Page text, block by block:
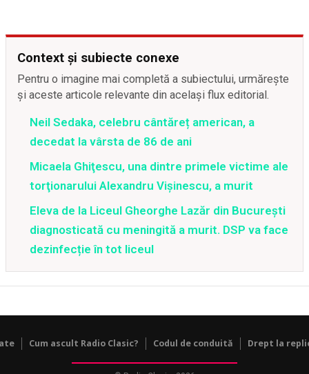
Context și subiecte conexe
Pentru o imagine mai completă a subiectului, urmărește
și aceste articole relevante din același flux editorial.
Neil Sedaka, celebru cântăreț american, a
decedat la vârsta de 86 de ani
Micaela Ghiţescu, una dintre primele victime ale
torţionarului Alexandru Vişinescu, a murit
Eleva de la Liceul Gheorghe Lazăr din București
diagnosticată cu meningită a murit. DSP va face
dezinfecție în tot liceul
Cum ascult Radio Clasic? Codul de conduită Drept la